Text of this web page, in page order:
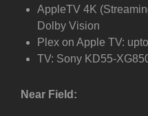
AppleTV 4K
Dolby Vision
Plex on Apple TV:
TV: Sony KD55-
Near Field: